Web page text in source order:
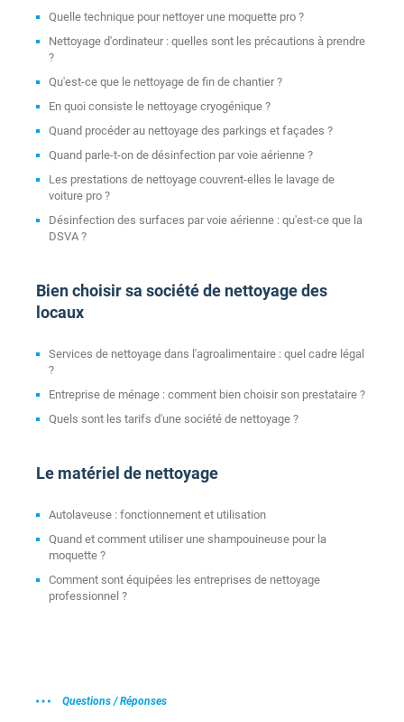
Quelle technique pour nettoyer une moquette pro ?
Nettoyage d'ordinateur : quelles sont les précautions à prendre
?
Qu'est-ce que le nettoyage de fin de chantier ?
En quoi consiste le nettoyage cryogénique ?
Quand procéder au nettoyage des parkings et façades ?
Quand parle-t-on de désinfection par voie aérienne ?
Les prestations de nettoyage couvrent-elles le lavage de
voiture pro ?
Désinfection des surfaces par voie aérienne : qu'est-ce que la
DSVA ?
Bien choisir sa société de nettoyage des
locaux
Services de nettoyage dans l'agroalimentaire : quel cadre légal
?
Entreprise de ménage : comment bien choisir son prestataire ?
Quels sont les tarifs d'une société de nettoyage ?
Le matériel de nettoyage
Autolaveuse : fonctionnement et utilisation
Quand et comment utiliser une shampouineuse pour la
moquette ?
Comment sont équipées les entreprises de nettoyage
professionnel ?
Questions / Réponses